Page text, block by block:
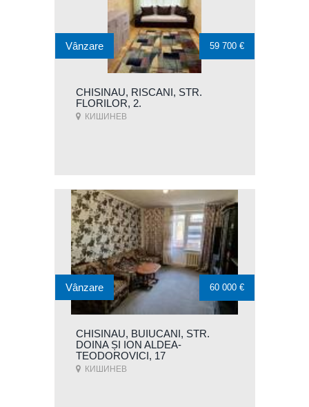
CHISINAU, RISCANI, STR.
FLORILOR, 2.
КИШИНЕВ
Vânzare 59 700 €
CHISINAU, BUIUCANI, STR.
DOINA ȘI ION ALDEA-
TEODOROVICI, 17
КИШИНЕВ
Vânzare 60 000 €